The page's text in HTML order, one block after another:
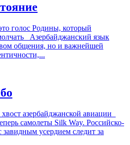
голос Родины, который
Азербайджанский язык
общения, но и важнейшей
азербайджанской авиации
самолеты Silk Way. Российско-
усердием следит за